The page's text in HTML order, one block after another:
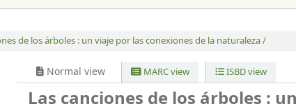
de los árboles : un viaje por las conexiones de la naturaleza /
Normal view MARC view ISBD view
Las canciones de los árboles :